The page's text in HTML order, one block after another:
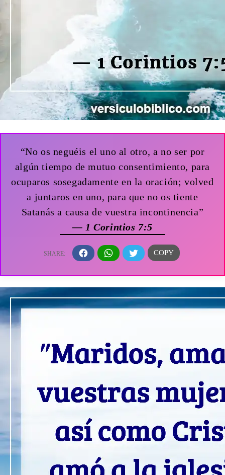
“No os neguéis el uno al otro, a no ser por
algún tiempo de mutuo consentimiento, para
ocuparos sosegadamente en la oración; volved
a juntaros en uno, para que no os tiente
Satanás a causa de vuestra incontinencia”
— 1 Corintios 7:5